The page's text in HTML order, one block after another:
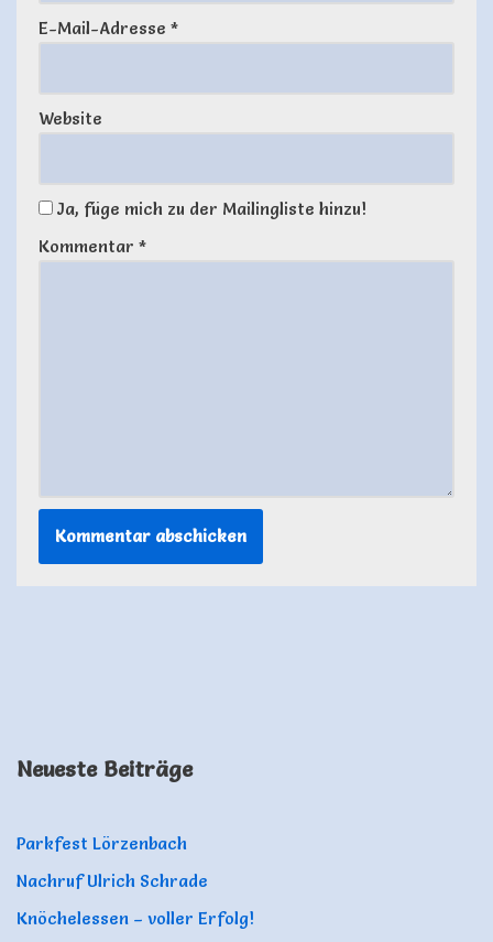
E-Mail-Adresse *
Website
Ja, füge mich zu der Mailingliste hinzu!
Kommentar *
Neueste Beiträge
Parkfest Lörzenbach
Nachruf Ulrich Schrade
Knöchelessen – voller Erfolg!